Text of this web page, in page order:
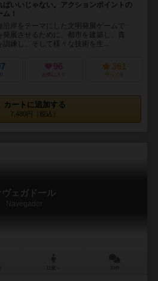
いいじゃない。アクションポイントの
！
岸をテーマにした文明発展ゲームで
展させるために、都市を建築し、貴
訓練し、そして様々な技術を生...
96
お気に入り
361
持ってる
カートに追加する
7,480円（税込）
ヴェガドール
Navegador